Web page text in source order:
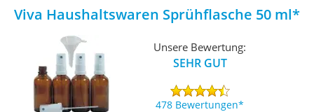
Viva Haushaltswaren Sprühflasche 50 ml
Unsere Bewertung:
SEHR GUT
478 Bewertungen